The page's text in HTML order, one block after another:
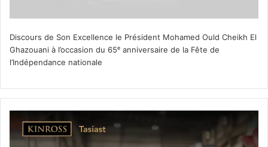
Discours de Son Excellence le Président Mohamed Ould Cheikh El
Ghazouani à l’occasion du 65ᵉ anniversaire de la Fête de
l’Indépendance nationale